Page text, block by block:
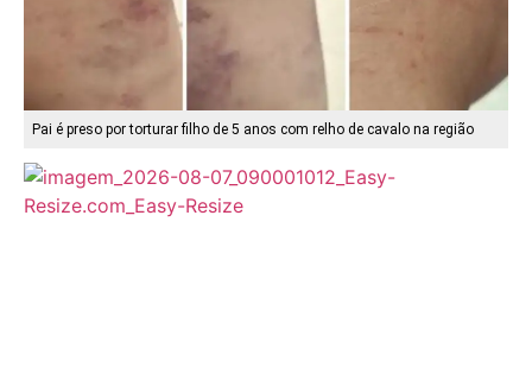
Pai é preso por torturar filho de 5 anos com relho de cavalo na região